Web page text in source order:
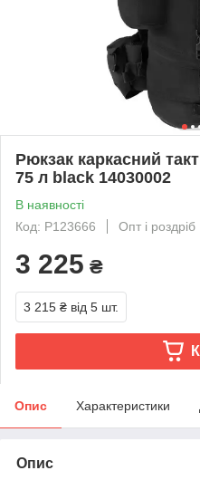
Рюкзак каркасний
75 л black 14030002
В наявності
Код: P123666
Опт і роздріб
3 225 ₴
3 215 ₴ від 5 шт.
Опис Характеристики
Опис